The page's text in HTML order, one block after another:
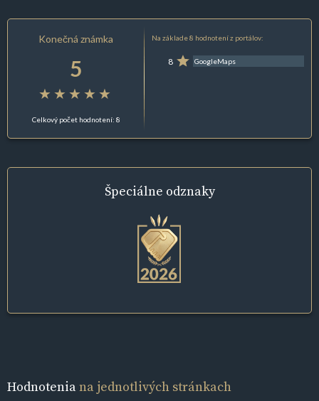
Konečná známka
5
Celkový počet hodnotení: 8
Na základe 8 hodnotení z portálov:
8 GoogleMaps
Špeciálne odznaky
Hodnoteniana jednotlivých stránkach